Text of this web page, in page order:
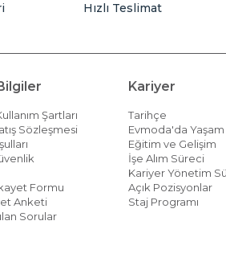
Hızlı Teslimat
Şartları
Sözleşmesi
Formu
Anketi
Sorular
Kariyer
Tarihçe
Evmoda'da Yaşam
Eğitim ve Gelişim
İşe Alım Süreci
Kariyer Yönetim
Açık Pozisyonlar
Staj Programı